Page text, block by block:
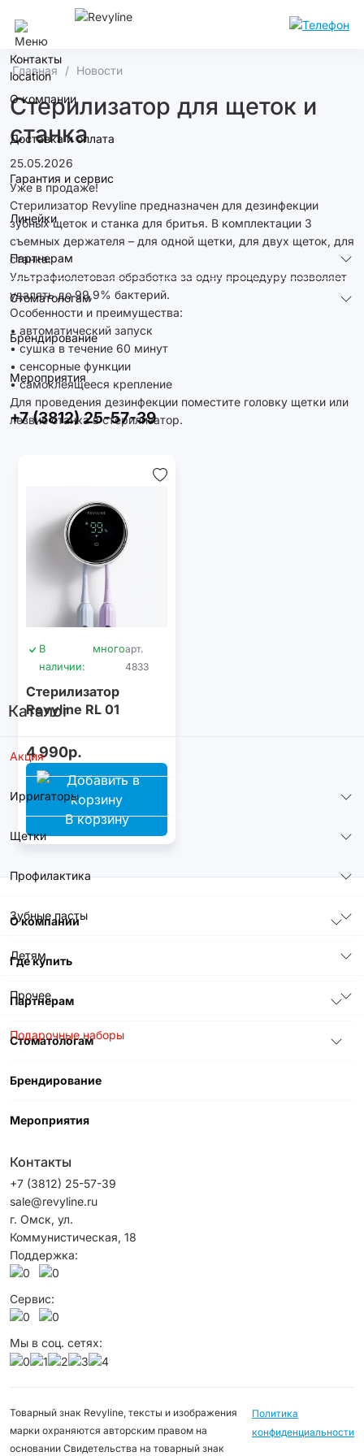
Контакты
О компании
Доставка и оплата
Гарантия и сервис
Линейки
Партнерам
Стоматологам
Брендирование
Мероприятия
+7 (3812) 25-57-39
Каталог
Акция
Ирригаторы
Щетки
Профилактика
Зубные пасты
Детям
Прочее
Подарочные наборы
Главная Новости
Стерилизатор для щеток и
станка
25.05.2026
Уже в продаже!
Стерилизатор Revyline предназначен для дезинфекции
зубных щеток и станка для бритья. В комплектации 3
съемных держателя – для одной щетки, для двух щеток, для
станка.
Ультрафиолетовая обработка за одну процедуру позволяет
удалять до 99,9% бактерий.
Особенности и преимущества:
• автоматический запуск
• сушка в течение 60 минут
• сенсорные функции
• самоклеящееся крепление
Для проведения дезинфекции поместите головку щетки или
лезвие станка в стерилизатор.
В
наличии:
многоарт.
4833
Стерилизатор
Revyline RL 01
4 990р.
В корзину
О компании
Где купить
Партнерам
Стоматологам
Брендирование
Мероприятия
Контакты
+7 (3812) 25-57-39
sale@revyline.ru
г. Омск, ул.
Коммунистическая, 18
Поддержка:
Сервис:
Мы в соц. сетях:
Товарный знак Revyline, тексты и изображения
марки охраняются авторским правом на
основании Свидетельства на товарный знак
Политика
конфиденциальности